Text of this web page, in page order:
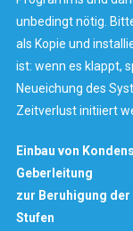
unbedingt nötig.
als Kopie und
ist: wenn es klappt,
Neueichung des
Zeitverlust initiiert
Einbau von
Geberleitung
zur Beruhigung
Stufen